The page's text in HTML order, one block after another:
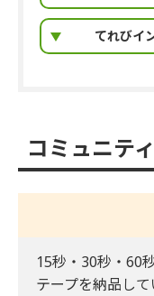
てれびイ
コミュニテ
15秒・30秒・60
テープを納品し